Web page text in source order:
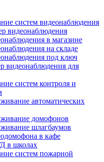
систем видеонаблюдения
видеонаблюдения
в магазине
на складе
под ключ
видеонаблюдения для
систем контроля и
автоматических
домофонов
шлагбаумов
в кафе
в школах
систем пожарной